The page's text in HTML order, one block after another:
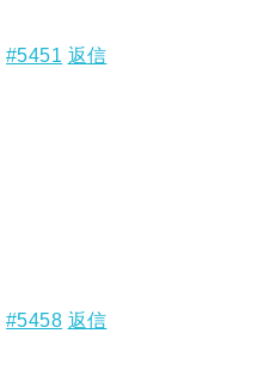
#5451 返信
#5458 返信